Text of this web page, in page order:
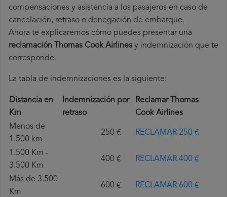
compensaciones y asistencia a los pasajeros en caso de
cancelación, retraso o denegación de embarque.
Ahora te explicaremos cómo puedes presentar una
reclamación Thomas Cook Airlines y indemnización que te
corresponde.
La tabla de indemnizaciones es la siguiente:
Distancia en
Km
Indemnización por
retraso
Reclamar Thomas
Cook Airlines
Menos de
1.500 km
250 € RECLAMAR 250 €
1.500 Km -
3.500 Km
400 € RECLAMAR 400 €
Más de 3.500
Km
600 € RECLAMAR 600 €